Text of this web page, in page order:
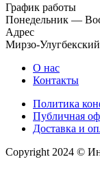
График работы
Понедельник —
Адрес
Мирзо-
О нас
Контакты
Политика
Публичная
Доставка и
Copyright 2024 ©